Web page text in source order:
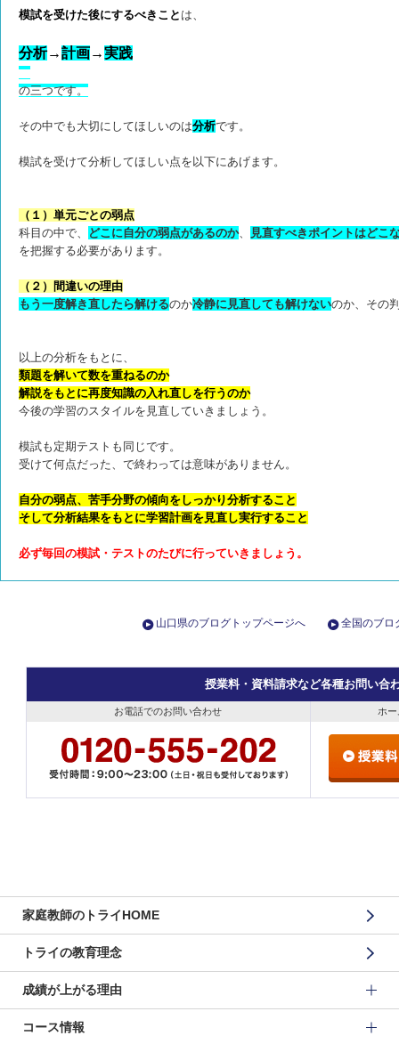
模試を受けた後にするべきこと は、
分析→計画→実践
の三つです。
その中でも大切にしてほしいのは分析です。
模試を受けて分析してほしい点を以下にあげます。
（１）単元ごとの弱点
科目の中で、
どこに自分の弱点があるのか、 見直すべきポイント はどこ
を把握する必要があります。
（２）間違いの理由
もう一度解き直したら解けるのか冷静に見直しても解けないのか、その
以上の分析をもとに、
類題を解いて数を重ねるのか
解説をもとに再度知識の入れ直しを行うのか
今後の学習のスタイルを見直していきましょう。
模試も定期テストも同じです。
受けて何点だった、で終わっては意味がありません。
自分の弱点、苦手分野の傾向をしっかり分析すること
そして分析結果をもとに学習計画を見直し実行すること
必ず毎回の模試・テストのたびに行っていきましょう。
山口県のブログトップページへ 全国のブロ
授業料・資料請求など各種お問い合
お電話でのお問い合わせ ホ
家庭教師のトライHOME
トライの教育理念
成績が上がる理由
コース情報